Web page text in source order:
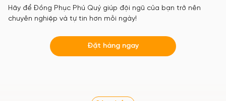
Hãy để Đồng Phục Phú Quý giúp đội ngũ của bạn trở nên
chuyên nghiệp và tự tin hơn mỗi ngày!
Đặt hàng ngay